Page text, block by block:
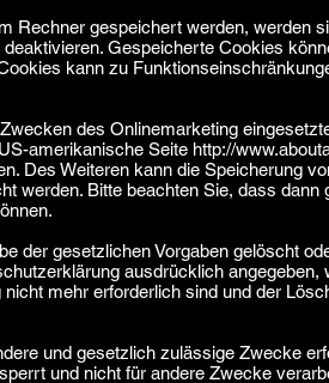
Rechner gespeichert werden, werden
Gespeicherte Cookies
kann zu
des Onlinemarketing
amerikanische Seite http://
Des Weiteren kann die Speicherung
werden. Bitte beachten Sie, dass dann
der gesetzlichen Vorgaben gelöscht
ausdrücklich angegeben,
mehr erforderlich sind und der
und gesetzlich zulässige Zwecke
und nicht für andere Zwecke